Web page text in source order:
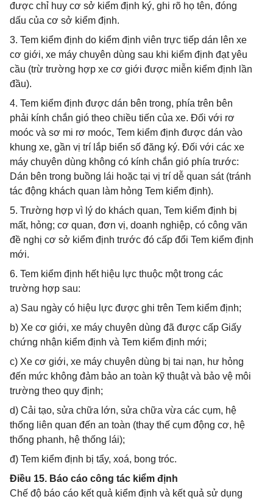
được chỉ huy cơ sở kiểm định ký, ghi rõ họ tên, đóng
dấu của cơ sở kiểm định.
3. Tem kiểm định do kiểm định viên trực tiếp dán lên xe
cơ giới, xe máy chuyên dùng sau khi kiểm định đạt yêu
cầu (trừ trường hợp xe cơ giới được miễn kiểm định lần
đầu).
4. Tem kiểm định được dán bên trong, phía trên bên
phải kính chắn gió theo chiều tiến của xe. Đối với rơ
moóc và sơ mi rơ moóc, Tem kiểm định được dán vào
khung xe, gần vị trí lắp biển số đăng ký. Đối với các xe
máy chuyên dùng không có kính chắn gió phía trước:
Dán bên trong buồng lái hoặc tại vị trí dễ quan sát (tránh
tác động khách quan làm hỏng Tem kiểm định).
5. Trường hợp vì lý do khách quan, Tem kiểm định bị
mất, hỏng; cơ quan, đơn vị, doanh nghiệp, có công văn
đề nghị cơ sở kiểm định trước đó cấp đổi Tem kiểm định
mới.
6. Tem kiểm định hết hiệu lực thuộc một trong các
trường hợp sau:
a) Sau ngày có hiệu lực được ghi trên Tem kiểm định;
b) Xe cơ giới, xe máy chuyên dùng đã được cấp Giấy
chứng nhận kiểm định và Tem kiểm định mới;
c) Xe cơ giới, xe máy chuyên dùng bị tai nạn, hư hỏng
đến mức không đảm bảo an toàn kỹ thuật và bảo vệ môi
trường theo quy định;
d) Cải tạo, sửa chữa lớn, sửa chữa vừa các cụm, hệ
thống liên quan đến an toàn (thay thế cụm động cơ, hệ
thống phanh, hệ thống lái);
đ) Tem kiểm định bị tẩy, xoá, bong tróc.
Điều 15. Báo cáo công tác kiểm định
Chế độ báo cáo kết quả kiểm định và kết quả sử dụng